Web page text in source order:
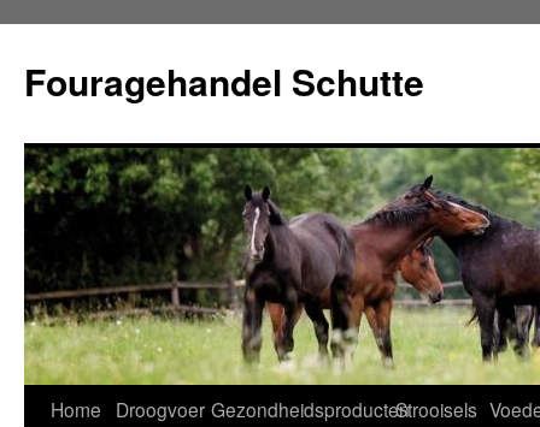
de
inhoud
Fouragehandel Schutte
Home Droogvoer GezondheidsproductenStrooisels